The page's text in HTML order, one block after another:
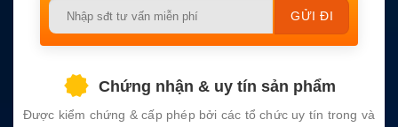
Please
empty.
Chứng nhận & uy tín sản phẩm
Được kiểm chứng & cấp phép bởi các tổ chức uy tín trong và